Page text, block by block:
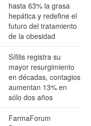
hasta 63% la grasa
hepática y redefine el
futuro del tratamiento
de la obesidad
Sífilis registra su
mayor resurgimiento
en décadas, contagios
aumentan 13% en
sólo dos años
FarmaForum